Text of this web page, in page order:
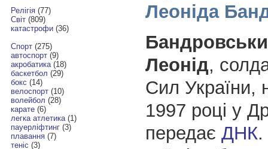
Релігія(77)
Світ(809)
катастрофи(36)
Спорт(275)
автоспорт(9)
акробатика(18)
баскетбол (29)
бокс (14)
велоспорт(10)
волейбол (28)
карате(6)
легка атлетика(1)
пауерліфтинг(3)
плавання(7)
теніс (3)
Леоніда
Леонід,
Сил України,
1997 році у
передає ДНК.